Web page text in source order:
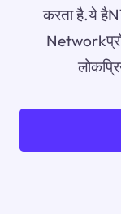
करता है.ये